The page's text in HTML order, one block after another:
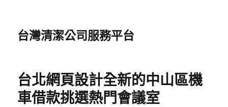
台灣清潔公司服務平台
台北網頁設計全新的中山區機
車借款挑選熱門會議室